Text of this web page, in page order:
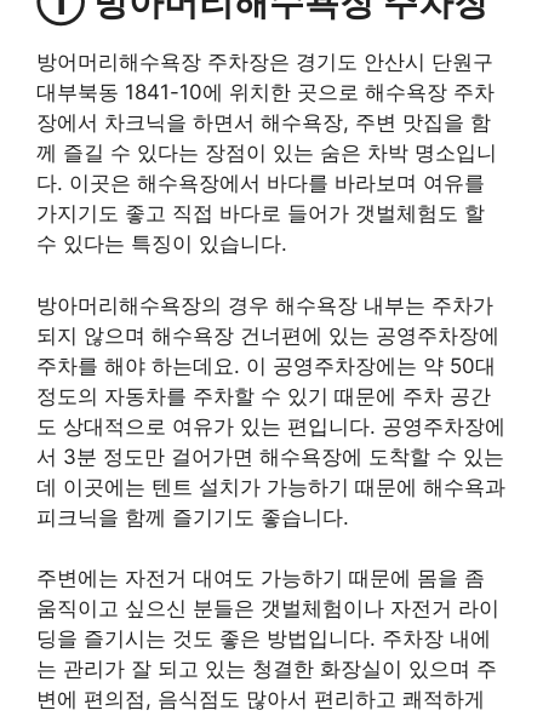
방어머리해수욕장 주차장은 경기도 안산시 단원구
대부북동 1841-10에 위치한 곳으로 해수욕장 주차
장에서 차크닉을 하면서 해수욕장, 주변 맛집을 함
께 즐길 수 있다는 장점이 있는 숨은 차박 명소입니
다. 이곳은 해수욕장에서 바다를 바라보며 여유를
가지기도 좋고 직접 바다로 들어가 갯벌체험도 할
수 있다는 특징이 있습니다.
방아머리해수욕장의 경우 해수욕장 내부는 주차가
되지 않으며 해수욕장 건너편에 있는 공영주차장에
주차를 해야 하는데요. 이 공영주차장에는 약 50대
정도의 자동차를 주차할 수 있기 때문에 주차 공간
도 상대적으로 여유가 있는 편입니다. 공영주차장에
서 3분 정도만 걸어가면 해수욕장에 도착할 수 있는
데 이곳에는 텐트 설치가 가능하기 때문에 해수욕과
피크닉을 함께 즐기기도 좋습니다.
주변에는 자전거 대여도 가능하기 때문에 몸을 좀
움직이고 싶으신 분들은 갯벌체험이나 자전거 라이
딩을 즐기시는 것도 좋은 방법입니다. 주차장 내에
는 관리가 잘 되고 있는 청결한 화장실이 있으며 주
변에 편의점, 음식점도 많아서 편리하고 쾌적하게